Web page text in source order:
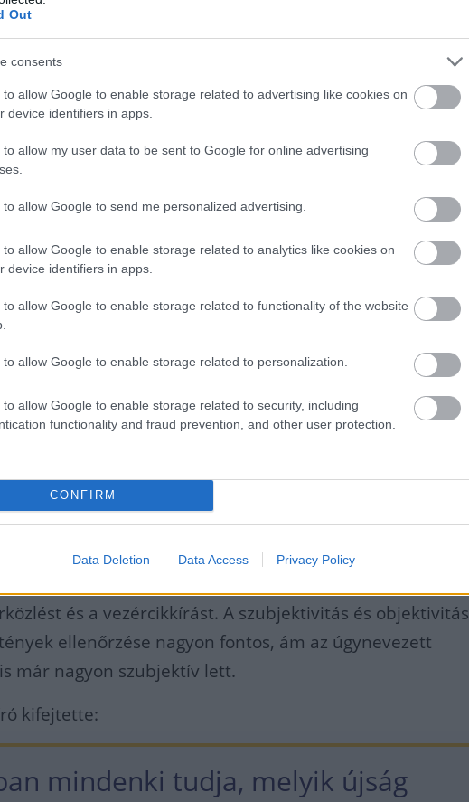
Out
consents
to allow Google to enable storage related to advertising like cookies on
device identifiers in apps.
to allow my user data to be sent to Google for online advertising
to allow Google to send me personalized advertising.
to allow Google to enable storage related to analytics like cookies on
device identifiers in apps.
to allow Google to enable storage related to functionality of the website
to allow Google to enable storage related to personalization.
to allow Google to enable storage related to security, including
functionality and fraud prevention, and other user protection.
CONFIRM
Data Deletion Data Access Privacy Policy
az ingyenes hírolvasás kora se jött el. Hisz a
továbbra is fizetünk. Csak az interneten épp
a pénzünkkel, hanem az adatainkkal.
az újságírói objektivitás?
a Nuova Bussola Quotidiana újságírója úgy látja, nincs
mindenki valamilyen szinten szubjektív, csak
hogy ezt bevallják-e, és egy adott sajtótermék
a tényeket a véleménytől.
Corriere della Sera korábban beismerte, hogy a
támogatja, a New York Times pedig azt írta, hogy
véleményt képvisel, és eszerint választ
és a vezércikkírást. A szubjektivitás és objektivitás
ellenőrzése nagyon fontos, ám az úgynevezett
már nagyon szubjektív lett.
kifejtette:
mindenki tudja, melyik újság